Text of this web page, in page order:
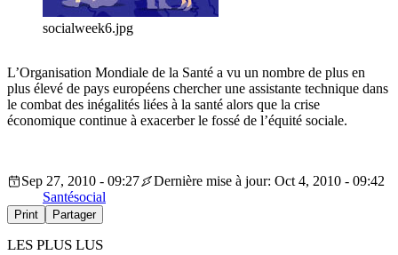
socialweek6.jpg
L’Organisation Mondiale de la Santé a vu un nombre de plus en
plus élevé de pays européens chercher une assistante technique dans
le combat des inégalités liées à la santé alors que la crise
économique continue à exacerber le fossé de l’équité sociale.
Sep 27, 2010 - 09:27
Dernière mise à jour: Oct 4, 2010 - 09:42
Santésocial
Print Partager
LES PLUS LUS